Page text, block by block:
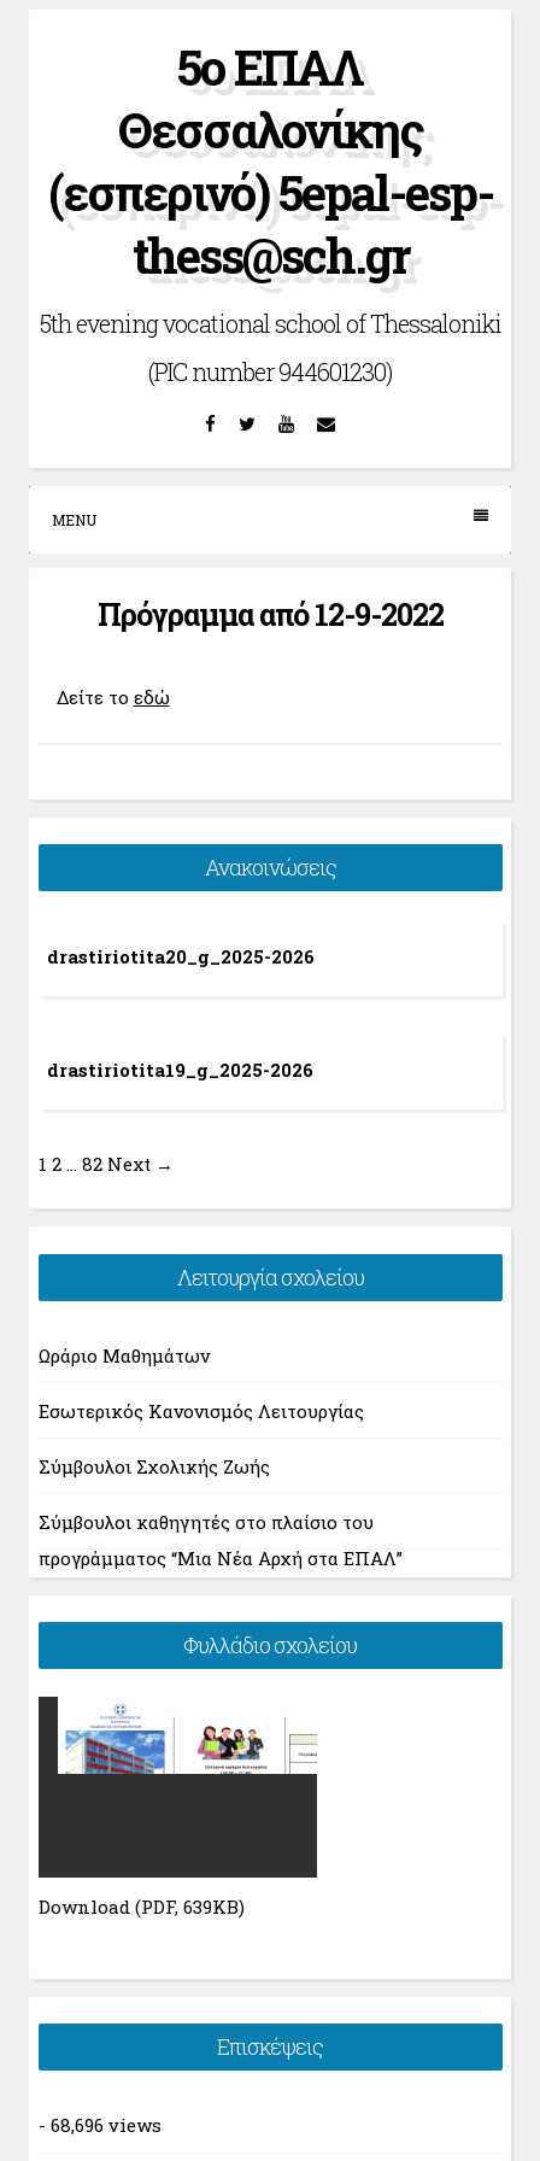
5ο ΕΠΑΛ
Θεσσαλονίκης
(εσπερινό) 5epal-esp-
thess@sch.gr
5th evening vocational school of Thessaloniki
(PIC number 944601230)
Facebook
Twitter YouTube
MENU
Πρόγραμμα από 12-9-2022
Δείτε το εδώ
Ανακοινώσεις
drastiriotita20_g_2025-2026
drastiriotita19_g_2025-2026
1 2 … 82 Next →
Λειτουργία σχολείου
Ωράριο Μαθημάτων
Εσωτερικός Κανονισμός Λειτουργίας
Σύμβουλοι Σχολικής Ζωής
Σύμβουλοι καθηγητές στο πλαίσιο του
προγράμματος “Μια Νέα Αρχή στα ΕΠΑΛ”
Φυλλάδιο σχολείου
Download (PDF, 639KB)
Επισκέψεις
- 68,696 views